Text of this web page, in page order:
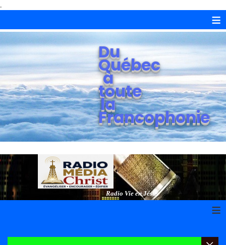
.
≡
Du
Québec
à
toute
la
Francophonie
Radio Vie en Jésus
≡